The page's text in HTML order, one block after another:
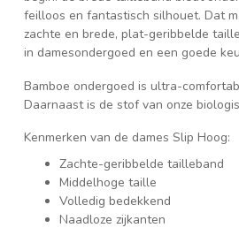
feilloos en fantastisch silhouet. Dat
zachte en brede, plat-geribbelde
in damesondergoed en een goede
Bamboe ondergoed is ultra-
Daarnaast is de stof van onze
Kenmerken van de dames Slip Hoog:
Zachte-geribbelde tailleband
Middelhoge taille
Volledig bedekkend
Naadloze zijkanten